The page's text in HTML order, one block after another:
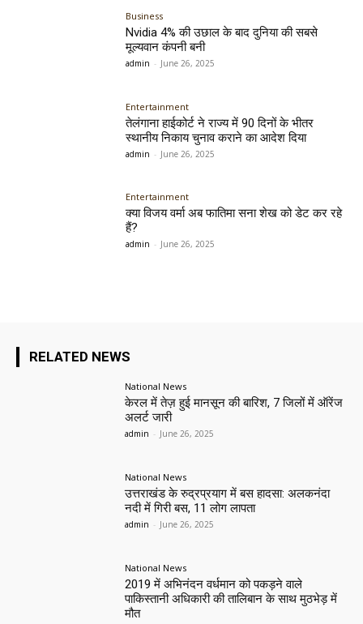
Business
Nvidia 4% की उछाल के बाद दुनिया की सबसे
मूल्यवान कंपनी बनी
admin - June 26, 2025
Entertainment
तेलंगाना हाईकोर्ट ने राज्य में 90 दिनों के भीतर
स्थानीय निकाय चुनाव कराने का आदेश दिया
admin - June 26, 2025
Entertainment
क्या विजय वर्मा अब फातिमा सना शेख को डेट कर रहे
हैं?
admin - June 26, 2025
RELATED NEWS
National News
केरल में तेज़ हुई मानसून की बारिश, 7 जिलों में ऑरेंज
अलर्ट जारी
admin - June 26, 2025
National News
उत्तराखंड के रुद्रप्रयाग में बस हादसा: अलकनंदा
नदी में गिरी बस, 11 लोग लापता
admin - June 26, 2025
National News
2019 में अभिनंदन वर्धमान को पकड़ने वाले
पाकिस्तानी अधिकारी की तालिबान के साथ मुठभेड़ में
मौत